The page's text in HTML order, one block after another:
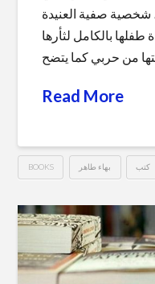
شخصية صفية العنيدة
طفلها بالكامل لثأرها
Read More
BOOKS بهاء طاهر كتب
صفية
والدير